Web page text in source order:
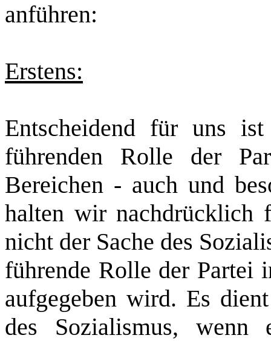
anführen:
Erstens:
Entscheidend für uns
führenden Rolle der
Bereichen ‑ auch und
halten wir nachdrücklich
nicht der Sache des
führende Rolle der Partei
aufgegeben wird. Es
des Sozialismus, wenn